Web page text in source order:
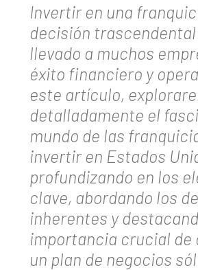
Invertir en una
decisión trascendental
llevado a muchos
éxito financiero y
este artículo,
detalladamente el
mundo de las
invertir en Estados
profundizando en los
clave, abordando los
inherentes y
importancia crucial de
un plan de negocios